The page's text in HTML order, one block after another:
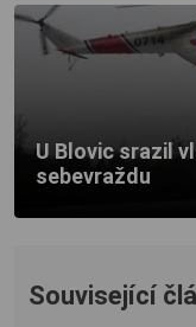
U Blovic srazil
sebevraždu
Související